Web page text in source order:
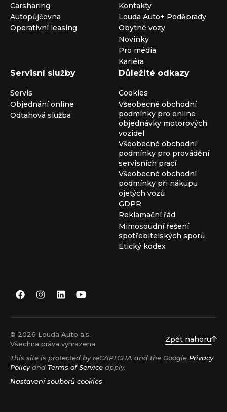
Carsharing
Autopůjčovna
Operativní leasing
Kontakty
Louda Auto+ Poděbrady
Obytné vozy
Novinky
Pro média
Kariéra
Servisní služby
Servis
Objednání online
Odtahová služba
Důležité odkazy
Cookies
Všeobecné obchodní
podmínky pro online
objednávky motorových
vozidel
Všeobecné obchodní
podmínky pro provádění
servisních prací
Všeobecné obchodní
podmínky při nákupu
ojetých vozů
GDPR
Reklamační řád
Mimosoudní řešení
spotřebitelských sporů
Etický kodex
© 2026 Louda Auto a.s.
Všechna práva vyhrazena
Zpět nahoru
This site is protected by reCAPTCHA and the Google Privacy
Policyand Terms of Service apply.
Nastavení souborů cookies